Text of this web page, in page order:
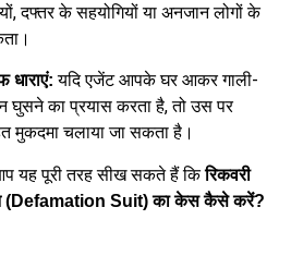
दफ्तर के सहयोगियों या अनजान लोगों के
धाराएं: यदि एजेंट आपके घर आकर गाली-
घुसने का प्रयास करता है, तो उस पर
मुकदमा चलाया जा सकता है।
यह पूरी तरह सीख सकते हैं किरिकवरी
(Defamation Suit) का केस कैसे करें?